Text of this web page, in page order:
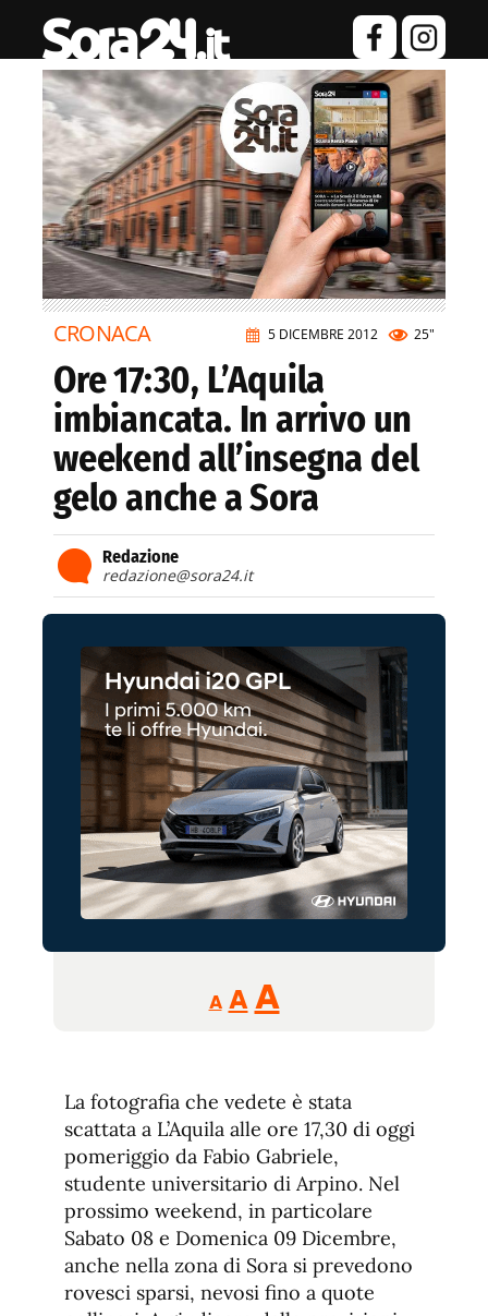
5 DICEMBRE 2012 25"
CRONACA
Ore 17:30, L’Aquila
imbiancata. In arrivo un
weekend all’insegna del
gelo anche a Sora
Redazione
redazione@sora24.it
A
Reducir
tamaño
A Restablecer
fuente
AAumentar
de
fuente.
La fotografia che vedete è stata
scattata a L’Aquila alle ore 17,30 di oggi
pomeriggio da Fabio Gabriele,
studente universitario di Arpino. Nel
prossimo weekend, in particolare
Sabato 08 e Domenica 09 Dicembre,
anche nella zona di Sora si prevedono
rovesci sparsi, nevosi fino a quote